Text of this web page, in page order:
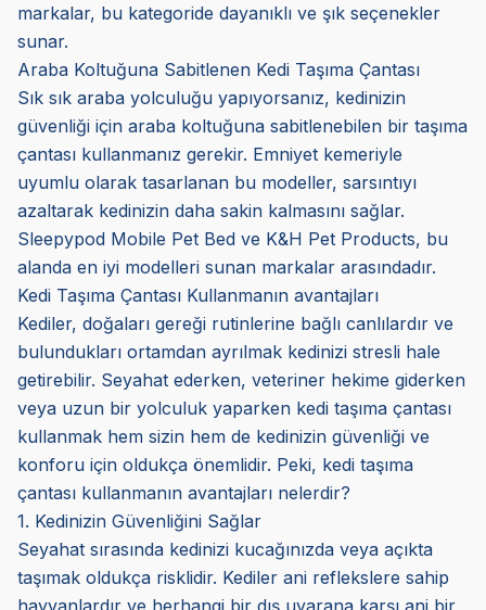
markalar, bu kategoride dayanıklı ve şık seçenekler
sunar.
Araba Koltuğuna Sabitlenen Kedi Taşıma Çantası
Sık sık araba yolculuğu yapıyorsanız, kedinizin
güvenliği için araba koltuğuna sabitlenebilen bir taşıma
çantası kullanmanız gerekir. Emniyet kemeriyle
uyumlu olarak tasarlanan bu modeller, sarsıntıyı
azaltarak kedinizin daha sakin kalmasını sağlar.
Sleepypod Mobile Pet Bed ve K&H Pet Products, bu
alanda en iyi modelleri sunan markalar arasındadır.
Kedi Taşıma Çantası Kullanmanın avantajları
Kediler, doğaları gereği rutinlerine bağlı canlılardır ve
bulundukları ortamdan ayrılmak kedinizi stresli hale
getirebilir. Seyahat ederken, veteriner hekime giderken
veya uzun bir yolculuk yaparken kedi taşıma çantası
kullanmak hem sizin hem de kedinizin güvenliği ve
konforu için oldukça önemlidir. Peki, kedi taşıma
çantası kullanmanın avantajları nelerdir?
1. Kedinizin Güvenliğini Sağlar
Seyahat sırasında kedinizi kucağınızda veya açıkta
taşımak oldukça risklidir. Kediler ani reflekslere sahip
hayvanlardır ve herhangi bir dış uyarana karşı ani bir